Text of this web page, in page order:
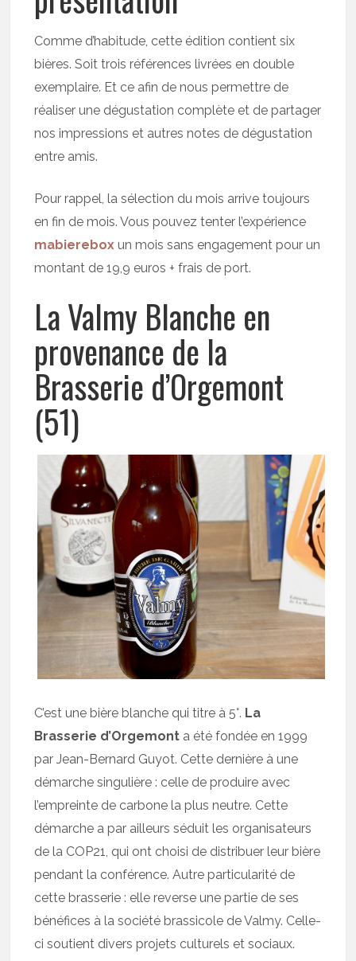
Comme d’habitude, cette édition contient six
bières. Soit trois références livrées en double
exemplaire. Et ce afin de nous permettre de
réaliser une dégustation complète et de partager
nos impressions et autres notes de dégustation
entre amis.
Pour rappel, la sélection du mois arrive toujours
en fin de mois. Vous pouvez tenter l’expérience
mabierebox un mois sans engagement pour un
montant de 19,9 euros + frais de port.
La Valmy Blanche en
provenance de la
Brasserie d’Orgemont
(51)
C’est une bière blanche qui titre à 5°. La
Brasserie d’Orgemont a été fondée en 1999
par Jean-Bernard Guyot. Cette dernière à une
démarche singulière : celle de produire avec
l’empreinte de carbone la plus neutre. Cette
démarche a par ailleurs séduit les organisateurs
de la COP21, qui ont choisi de distribuer leur bière
pendant la conférence. Autre particularité de
cette brasserie : elle reverse une partie de ses
bénéfices à la société brassicole de Valmy. Celle-
ci soutient divers projets culturels et sociaux.